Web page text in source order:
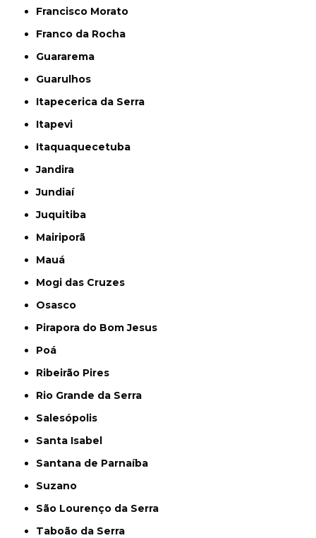
Francisco Morato
Franco da Rocha
Guararema
Guarulhos
Itapecerica da Serra
Itapevi
Itaquaquecetuba
Jandira
Jundiaí
Juquitiba
Mairiporã
Mauá
Mogi das Cruzes
Osasco
Pirapora do Bom Jesus
Poá
Ribeirão Pires
Rio Grande da Serra
Salesópolis
Santa Isabel
Santana de Parnaíba
Suzano
São Lourenço da Serra
Taboão da Serra